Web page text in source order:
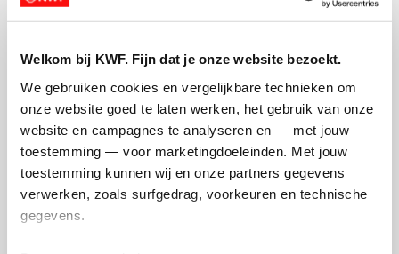
Welkom bij KWF. Fijn dat je onze website bezoekt.
We gebruiken cookies en vergelijkbare technieken om
onze website goed te laten werken, het gebruik van onze
website en campagnes te analyseren en — met jouw
toestemming — voor marketingdoeleinden. Met jouw
toestemming kunnen wij en onze partners gegevens
verwerken, zoals surfgedrag, voorkeuren en technische
gegevens.
fee's badges